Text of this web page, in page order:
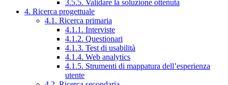
3.5.5. Validare la soluzione ottenuta
4. Ricerca progettuale
4.1. Ricerca primaria
4.1.1. Interviste
4.1.2. Questionari
4.1.3. Test di usabilità
4.1.4. Web analytics
4.1.5. Strumenti di mappatura dell’esperienza
utente